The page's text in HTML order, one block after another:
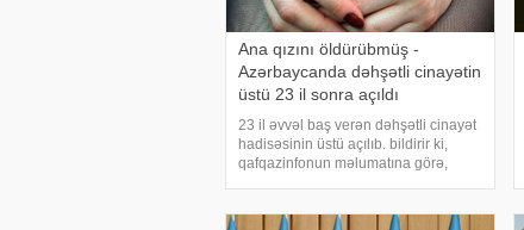
Ana qızını öldürübmüş -
Azərbaycanda dəhşətli cinayətin
üstü 23 il sonra açıldı
23 il əvvəl baş verən dəhşətli cinayət
hadisəsinin üstü açılıb. bildirir ki,
qafqazinfonun məlumatına görə,
nəfər-Alidə Dadaşova və İsmayıl